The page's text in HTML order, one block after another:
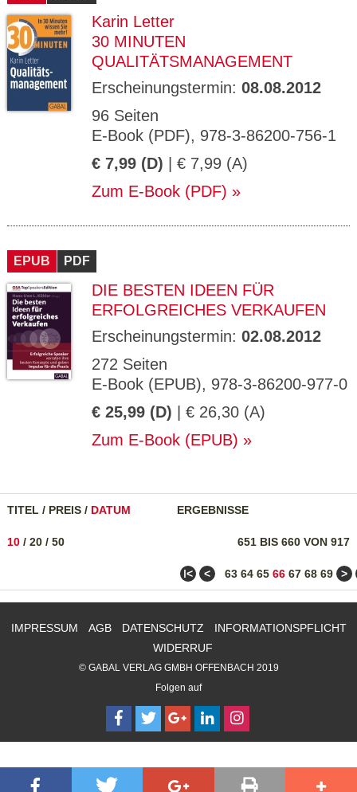
Karin Letter
30 MINUTEN
QUALITÄTSMANAGEMENT
Erscheinungstermin: 08.08.2012
96 Seiten
E-Book (PDF), 978-3-86200-756-1
€ 7,99 (D) | € 7,99 (A)
Zum E-Book (PDF)
EPUB PDF
DIE BESTEN IDEEN FÜR
ERFOLGREICHES VERKAUFEN
Erscheinungstermin: 02.08.2012
272 Seiten
E-Book (EPUB), 978-3-86200-977-0
€ 25,99 (D) | € 26,30 (A)
Zum E-Book (EPUB)
TITEL / PREIS / DATUM ERGEBNISSE
651 BIS 660 VON 917
10 / 20 / 50
ǀ< < 63 64 65 66 67 68 69 >
IMPRESSUM AGB DATENSCHUTZ
INFORMATIONSPFLICHT
WIDERRUF
© GABAL VERLAG GMBH OFFENBACH 2019
Folgen auf